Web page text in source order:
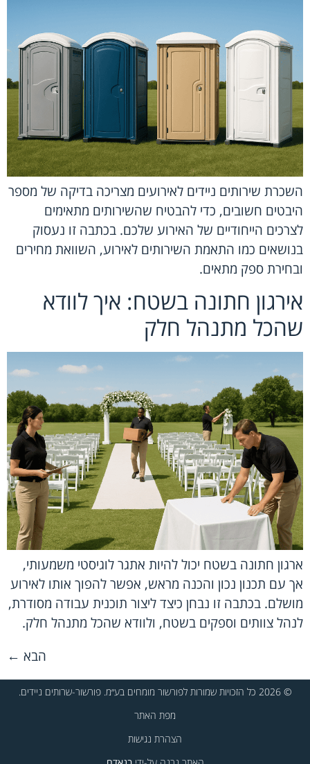
השכרת שירותים ניידים לאירועים מצריכה בדיקה של מספר
היבטים חשובים, כדי להבטיח שהשירותים מתאימים
לצרכים הייחודיים של האירוע שלכם. בכתבה זו נעסוק
בנושאים כמו התאמת השירותים לאירוע, השוואת מחירים
ובחירת ספק מתאים.
אירגון חתונה בשטח: איך לוודא
שהכל מתנהל חלק
ארגון חתונה בשטח יכול להיות אתגר לוגיסטי משמעותי,
אך עם תכנון נכון והכנה מראש, אפשר להפוך אותו לאירוע
מושלם. בכתבה זו נבחן כיצד ליצור תוכנית עבודה מסודרת,
לנהל צוותים וספקים בשטח, ולוודא שהכל מתנהל חלק.
הבא ←
© 2026 כל הזכויות שמורות לפורשור מומחים בע״מ. פורשור-שרותים ניידים.
מפת האתר
הצהרת נגישות